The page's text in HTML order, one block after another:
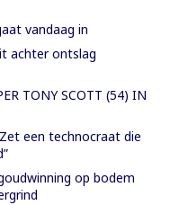
vandaag in
achter ontslag
TONY SCOTT (54) IN
een technocraat die
op bodem